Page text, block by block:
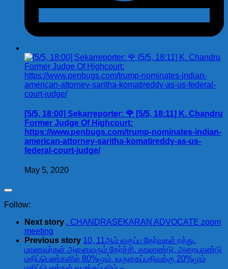
[5/5, 18:00] Sekarreporter: 🌹 [5/5, 18:11] K. Chandru
Former Judge Of Highcourt:
https://www.penbugs.com/trump-nominates-indian-
american-attorney-saritha-komatireddy-as-us-
federal-court-judge/
May 5, 2020
Follow:
Next story . CHANDRASEKARAN ADVOCATE zoom
meeting
Previous story 10, 11ஆம் வகுப்பு தேர்வுகள் ரத்து.
மாணவர்கள் அனைவரும் தேர்ச்சி. காலாண்டு, அரையாண்டு
மதிப்பெண்களில் 80%மும், வருகைப்பதிவுக்கு 20%மும்